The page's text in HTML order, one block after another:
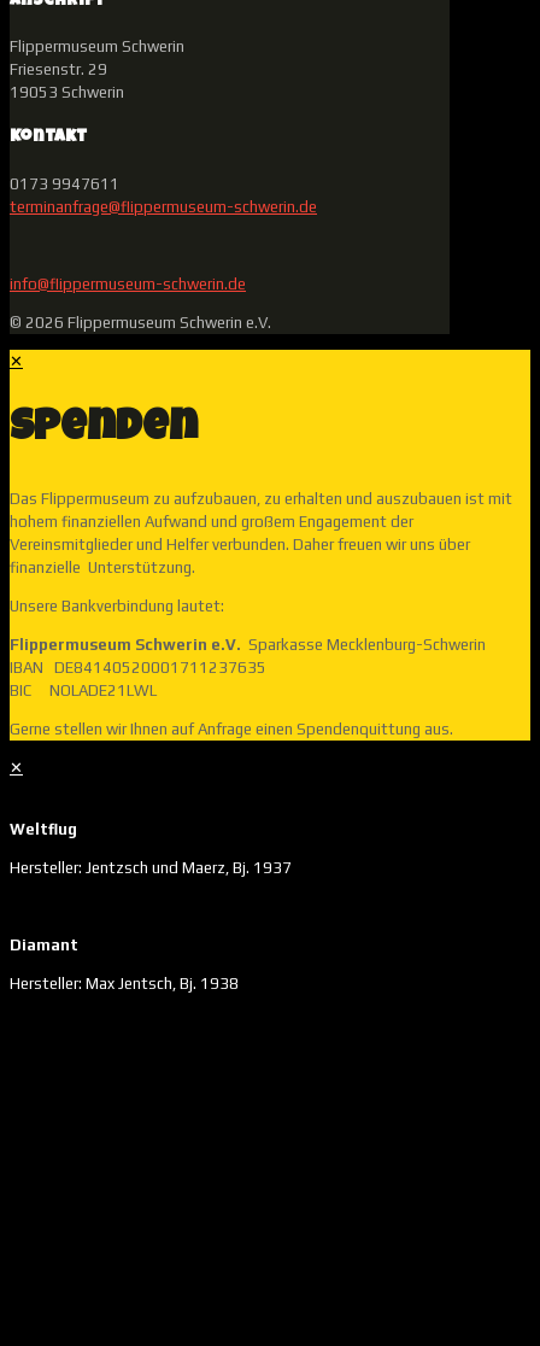
Flippermuseum Schwerin
Friesenstr. 29
19053 Schwerin
Kontakt
0173 9947611
terminanfrage@flippermuseum-schwerin.de
info@flippermuseum-schwerin.de
© 2026 Flippermuseum Schwerin e.V.
✕
Spenden
Das Flippermuseum zu aufzubauen, zu erhalten und auszubauen ist mit
hohem finanziellen Aufwand und großem Engagement der
Vereinsmitglieder und Helfer verbunden. Daher freuen wir uns über
finanzielle Unterstützung.
Unsere Bankverbindung lautet:
Flippermuseum Schwerin e.V. Sparkasse Mecklenburg-Schwerin
IBAN DE84140520001711237635
BIC NOLADE21LWL
Gerne stellen wir Ihnen auf Anfrage einen Spendenquittung aus.
✕
Weltflug
Hersteller: Jentzsch und Maerz, Bj. 1937
Diamant
Hersteller: Max Jentsch, Bj. 1938